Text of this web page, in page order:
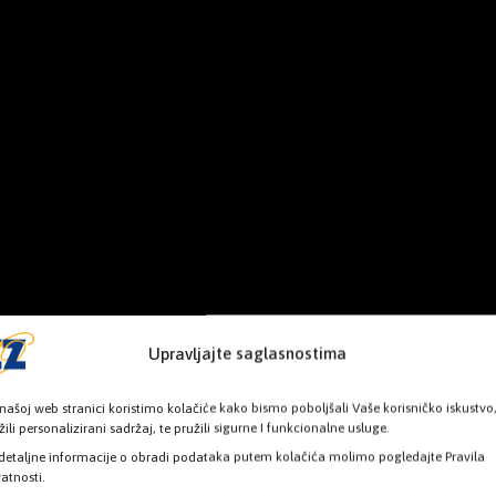
Upravljajte saglasnostima
web stranici koristimo kolačiće kako bismo poboljšali Vaše korisničko iskustvo,
personalizirani sadržaj, te pružili sigurne I funkcionalne usluge.
informacije o obradi podataka putem kolačića molimo pogledajte Pravila